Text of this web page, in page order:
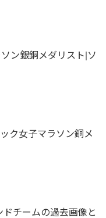
ン銀銅メダリスト|ソ
ク女子マラソン銅メ
チームの過去画像と